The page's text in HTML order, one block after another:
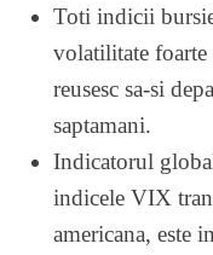
Toti indicii
volatilitate foarte
reusesc sa-si
saptamani.
Indicatorul
indicele VIX
americana, este